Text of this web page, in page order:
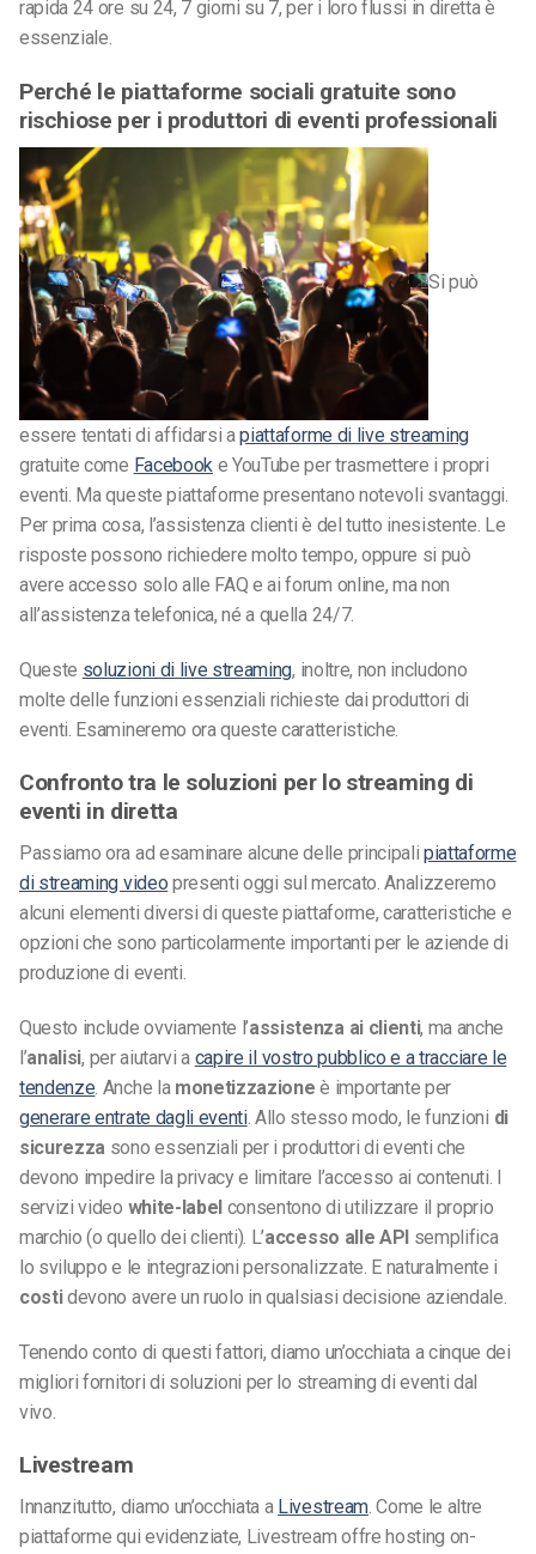
rapida 24 ore su 24, 7 giorni su 7, per i loro flussi in diretta è
essenziale.
Perché le piattaforme sociali gratuite sono
rischiose per i produttori di eventi professionali
Si può
essere tentati di affidarsi apiattaforme di live streaming
gratuite come Facebooke YouTube per trasmettere i propri
eventi. Ma queste piattaforme presentano notevoli svantaggi.
Per prima cosa, l’assistenza clienti è del tutto inesistente. Le
risposte possono richiedere molto tempo, oppure si può
avere accesso solo alle FAQ e ai forum online, ma non
all’assistenza telefonica, né a quella 24/7.
Queste soluzioni di live streaming, inoltre, non includono
molte delle funzioni essenziali richieste dai produttori di
eventi. Esamineremo ora queste caratteristiche.
Confronto tra le soluzioni per lo streaming di
eventi in diretta
Passiamo ora ad esaminare alcune delle principali piattaforme
di streaming video presenti oggi sul mercato. Analizzeremo
alcuni elementi diversi di queste piattaforme, caratteristiche e
opzioni che sono particolarmente importanti per le aziende di
produzione di eventi.
Questo include ovviamente l’assistenza ai clienti, ma anche
l’analisi, per aiutarvi a capire il vostro pubblico e a tracciare le
tendenze. Anche la monetizzazioneè importante per
generare entrate dagli eventi. Allo stesso modo, le funzioni di
sicurezza sono essenziali per i produttori di eventi che
devono impedire la privacy e limitare l’accesso ai contenuti. I
servizi video white-label consentono di utilizzare il proprio
marchio (o quello dei clienti). L’accesso alle API semplifica
lo sviluppo e le integrazioni personalizzate. E naturalmente i
costidevono avere un ruolo in qualsiasi decisione aziendale.
Tenendo conto di questi fattori, diamo un’occhiata a cinque dei
migliori fornitori di soluzioni per lo streaming di eventi dal
vivo.
Livestream
Innanzitutto, diamo un’occhiata a Livestream. Come le altre
piattaforme qui evidenziate, Livestream offre hosting on-